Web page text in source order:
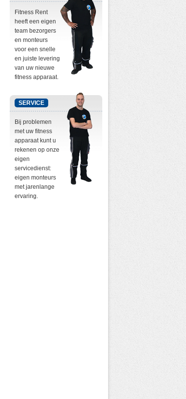
Fitness Rent
heeft een eigen
team bezorgers
en monteurs
voor een snelle
en juiste levering
van uw nieuwe
fitness apparaat.
SERVICE
Bij problemen
met uw fitness
apparaat kunt u
rekenen op onze
eigen
servicedienst:
eigen monteurs
met jarenlange
ervaring.